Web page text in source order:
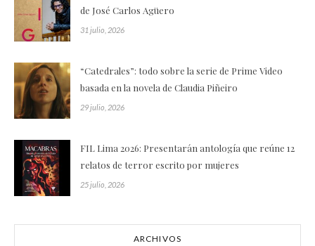
de José Carlos Agüero
31 julio, 2026
“Catedrales”: todo sobre la serie de Prime Video
basada en la novela de Claudia Piñeiro
29 julio, 2026
FIL Lima 2026: Presentarán antología que reúne 12
relatos de terror escrito por mujeres
25 julio, 2026
ARCHIVOS